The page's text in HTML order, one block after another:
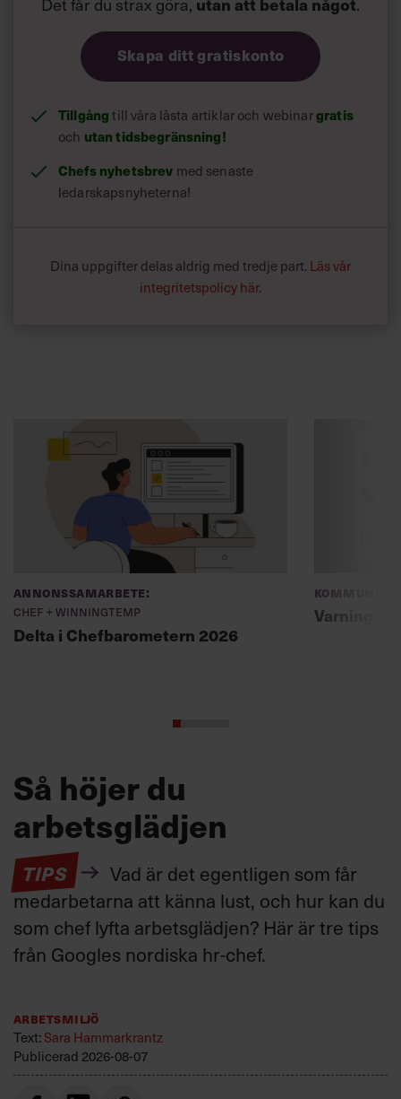
Skapa ditt gratiskonto
Tillgångtill våra låsta artiklar och webinargratis
och utan tidsbegränsning!
Chefs nyhetsbrev med senaste
ledarskapsnyheterna!
Dina uppgifter delas aldrig med tredje part. Läs vår
integritetspolicy här.
Annonssamarbete:
Chef + Winningtemp
Delta i Chefbarometern 2026
Varning
Så höjer du
arbetsglädjen
TIPS
Vad är det egentligen som får
medarbetarna att känna lust, och hur kan du
som chef lyfta arbetsglädjen? Här är tre tips
från Googles nordiska hr-chef.
Arbetsmiljö
Text:Sara Hammarkrantz
Publicerad 2026-08-07